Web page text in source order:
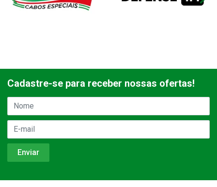
Cadastre-se para receber nossas ofertas!